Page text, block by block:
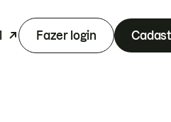
Fazer login